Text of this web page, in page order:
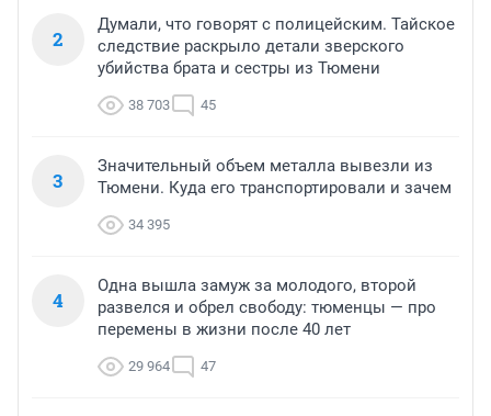
2
Думали, что говорят с полицейским. Тайское
следствие раскрыло детали зверского
убийства брата и сестры из Тюмени
38 703 45
3
Значительный объем металла вывезли из
Тюмени. Куда его транспортировали и зачем
34 395
4
Одна вышла замуж за молодого, второй
развелся и обрел свободу: тюменцы — про
перемены в жизни после 40 лет
29 964 47